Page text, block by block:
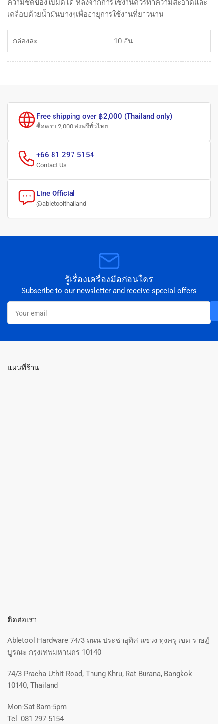
ความชิดของใบมีดได้ หลังจากการใช้งานควรทำความสะอาดและ
เคลือบด้วยน้ำมันบางๆเพื่ออายุการใช้งานที่ยาวนาน
กล่องละ 10 อัน
Free shipping over ฿2,000 (Thailand only)
ซื้อครบ 2,000 ส่งฟรีทั่วไทย
+66 81 297 5154
Contact Us
Line Official
@abletoolthailand
รู้เรื่องเครื่องมือก่อนใคร
Subscribe to our newsletter and receive special offers
Your
email
แผนที่ร้าน
ติดต่อเรา
Abletool Hardware 74/3 ถนน ประชาอุทิศ แขวง ทุ่งครุ เขต ราษฎ์
บูรณะ กรุงเทพมหานคร 10140
74/3 Pracha Uthit Road, Thung Khru, Rat Burana, Bangkok
10140, Thailand
Mon-Sat 8am-5pm
Tel: 081 297 5154